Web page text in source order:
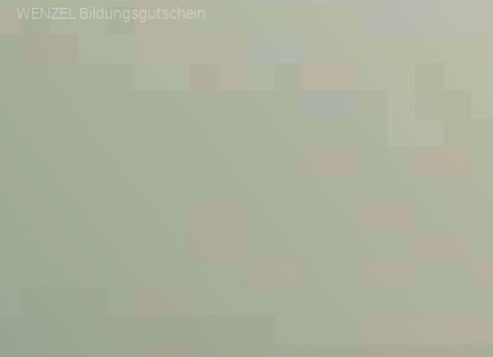
WENZEL Bildungsgutschein